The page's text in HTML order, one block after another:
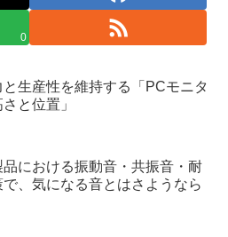
0
と生産性を維持する「PCモニタ
と位置」
品における振動音・共振音・耐
で、気になる音とはさようなら